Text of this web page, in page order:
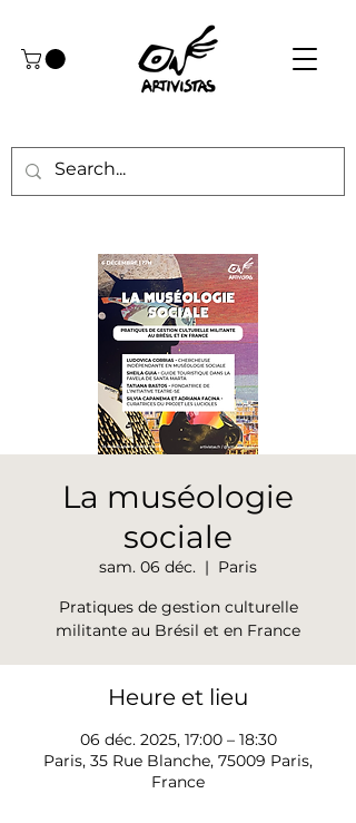
La muséologie
sociale
sam. 06 déc.
  |
Paris
Pratiques de gestion culturelle
militante au Brésil et en France
Heure et lieu
06 déc. 2025, 17:00 – 18:30
Paris, 35 Rue Blanche, 75009 Paris,
France